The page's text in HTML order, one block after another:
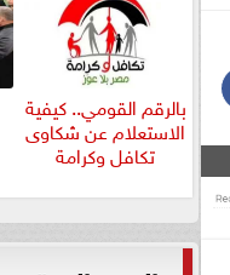
بالرقم القومي.. كيفية
الاستعلام عن شكاوى
تكافل وكرامة